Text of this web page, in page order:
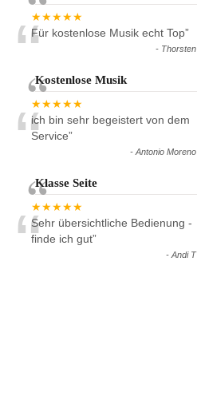
★★★★★
“Für kostenlose Musik echt Top”
- Thorsten
Kostenlose Musik
★★★★★
“ich bin sehr begeistert von dem
Service”
- Antonio Moreno
Klasse Seite
★★★★★
“Sehr übersichtliche Bedienung -
finde ich gut”
- Andi T